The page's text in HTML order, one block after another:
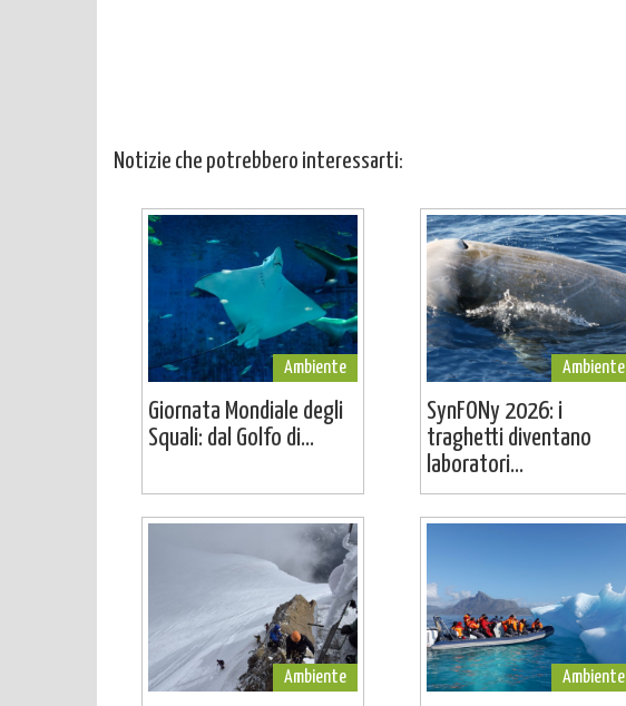
Notizie che potrebbero interessarti:
Ambiente
Giornata Mondiale degli
Squali: dal Golfo di...
Ambiente
SynFONy 2026: i
traghetti diventano
laboratori...
Ambiente Ambiente